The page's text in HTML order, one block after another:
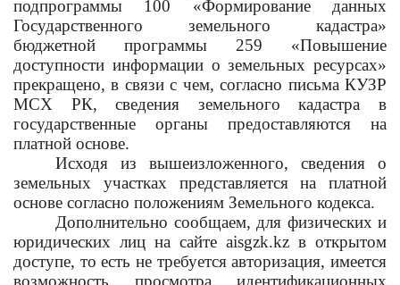
подпрограммы 100 «Формирование данных
Государственного земельного кадастра»
бюджетной программы 259 «Повышение
доступности информации о земельных ресурсах»
прекращено, в связи с чем, согласно письма КУЗР
МСХ РК, сведения земельного кадастра в
государственные органы предоставляются на
платной основе.
Исходя из вышеизложенного,сведения о
земельных участках представляется на платной
основе согласно положениям Земельного кодекса.
Дополнительно сообщаем, для физических и
юридических лиц на сайте aisgzk.kz в открытом
доступе, то есть не требуется авторизация, имеется
возможность просмотра идентификационных